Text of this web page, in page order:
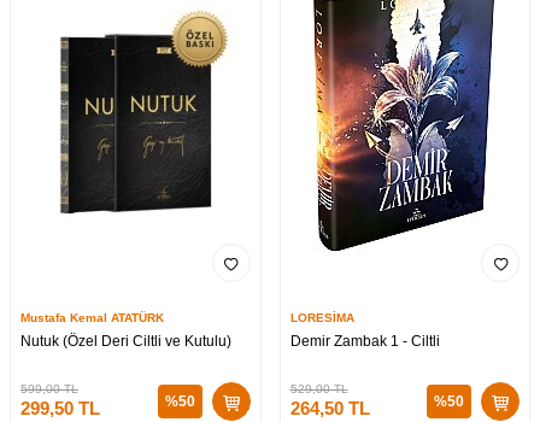
Mustafa Kemal ATATÜRK
Nutuk (Özel Deri Ciltli ve Kutulu)
599,00TL
299,50 TL %50
LORESİMA
Demir Zambak 1 - Ciltli
529,00TL
264,50TL %50